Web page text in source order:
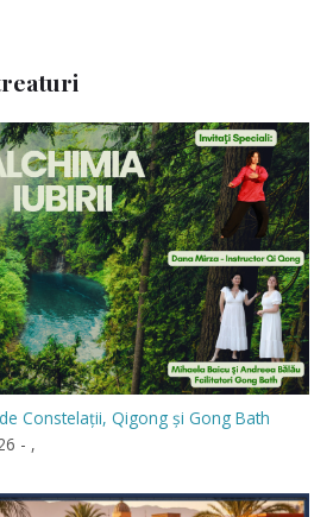
Constelații, Qigong și Gong Bath
- ,